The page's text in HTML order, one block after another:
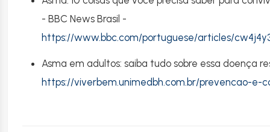
- BBC News Brasil -
https://www.bbc.com/portuguese/articles/
Asma em adultos: saiba tudo sobre essa doença
https://viverbem.unimedbh.com.br/prevencao-e-